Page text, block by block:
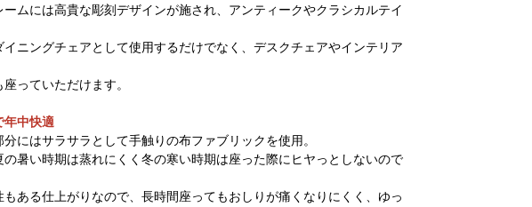
ムには高貴な彫刻デザインが施され、アンティークやクラシカルテイ
ニングチェアとして使用するだけでなく、デスクチェアやインテリア
っていただけます。
年中快適
にはサラサラとして手触りの布ファブリックを使用。
暑い時期は蒸れにくく冬の寒い時期は座った際にヒヤっとしないので
ある仕上がりなので、長時間座ってもおしりが痛くなりにくく、ゆっ